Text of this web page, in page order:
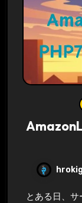
とある日、サーバー移行のタスクが一端のプログラマ